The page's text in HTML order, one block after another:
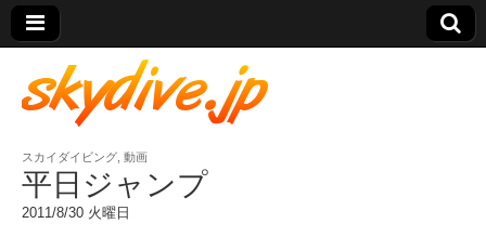
skydive.jp
スカイダイビング 動画
平日ジャンプ
2011/8/30 火曜日